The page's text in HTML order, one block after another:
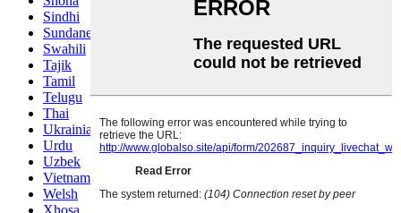
Sindhi
Sundanese
Swahili
Tajik
Tamil
Telugu
Thai
Ukrainian
Urdu
Uzbek
Vietnamese
Welsh
Xhosa